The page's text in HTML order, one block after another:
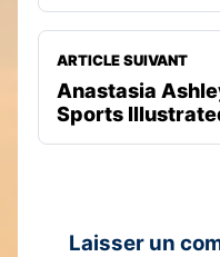
ARTICLE SUIVANT
Anastasia
Sports
Laisser un